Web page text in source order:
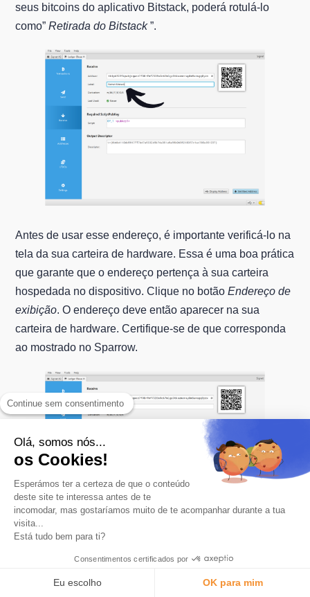
Continue sem consentimento
Olá, somos nós...
os Cookies!
Esperámos ter a certeza de que o conteúdo
deste site te interessa antes de te
incomodar, mas gostaríamos muito de te acompanhar durante a tua
visita...
Está tudo bem para ti?
Consentimentos certificados por
Eu escolho OK para mim
seus bitcoins do aplicativo Bitstack, poderá rotulá-lo
como”Retirada do Bitstack”.
Antes de usar esse endereço, é importante verificá-lo na
tela da sua carteira de hardware. Essa é uma boa prática
que garante que o endereço pertença à sua carteira
hospedada no dispositivo. Clique no botãoEndereço de
exibição. O endereço deve então aparecer na sua
carteira de hardware. Certifique-se de que corresponda
ao mostrado no Sparrow.
Se tudo estiver bem, você pode usar esse endereço para